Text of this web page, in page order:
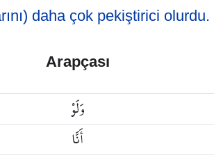
daha çok pekiştirici olurdu.
Arapçası
وَلَوْ
أَنَّا